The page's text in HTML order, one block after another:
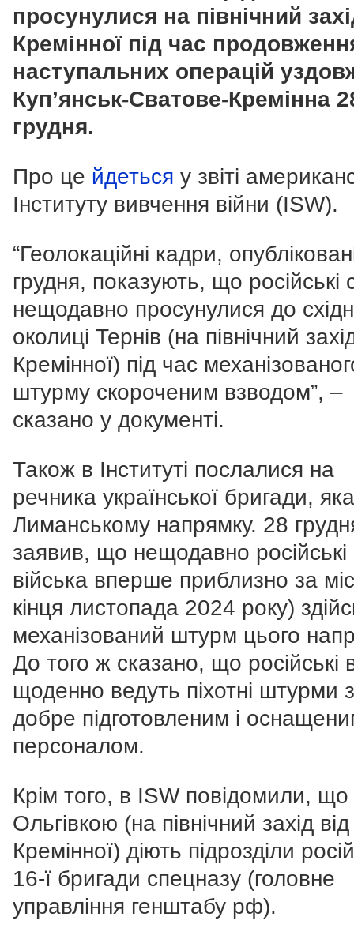
просунулися на північний
Кремінної під час
наступальних операцій уздовж
Куп’янськ-Сватове-Кремінна
грудня.
Про це йдеться у звіті
Інституту вивчення війни (ISW).
“Геолокаційні кадри,
грудня, показують, що російські
нещодавно просунулися до
околиці Тернів (на північний
Кремінної) під час
штурму скороченим взводом”, –
сказано у документі.
Також в Інституті послалися на
речника української бригади,
Лиманському напрямку. 28
заявив, що нещодавно російські
війська вперше приблизно за
кінця листопада 2024 року)
механізований штурм цього
До того ж сказано, що російські
щоденно ведуть піхотні штурми з
добре підготовленим і
персоналом.
Крім того, в ISW повідомили, що
Ольгівкою (на північний захід від
Кремінної) діють підрозділи
16-ї бригади спецназу (головне
управління генштабу рф).